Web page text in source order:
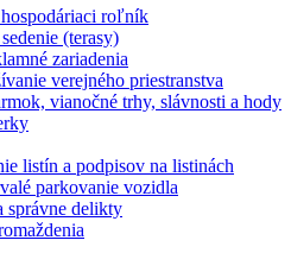
hospodáriaci roľník
(terasy)
zariadenia
verejného priestranstva
vianočné trhy, slávnosti a hody
listín a podpisov na listinách
parkovanie vozidla
správne delikty